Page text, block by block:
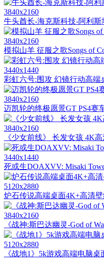
3840x2160
牛头酋长-海克斯科技-阿利斯
3840x2160
模拟山羊 征服之歌Songs of
3440x1440
彩虹六号:围攻 幻镜行动高端
3840x2160
迈凯轮的终极愿景GT PS4赛
3840x2160
《少女前线》 长发女孩 4K
3440x1440
死或生DOAXVV: Misaki
5120x2880
炉石传说高端桌面4K+高清
3840x2160
《战神:斯巴达幽灵-God of
5120x2880
《战地1》5k游戏高端电脑桌